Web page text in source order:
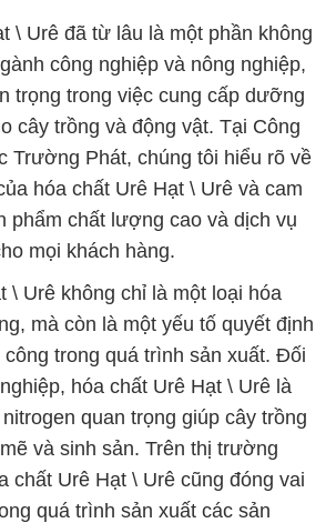
\ Urê đã từ lâu là một phần không
công nghiệp và nông nghiệp,
trọng trong việc cung cấp dưỡng
cây trồng và động vật. Tại Công
Trường Phát, chúng tôi hiểu rõ về
hóa chất Urê Hạt \ Urê và cam
phẩm chất lượng cao và dịch vụ
mọi khách hàng.
\ Urê không chỉ là một loại hóa
mà còn là một yếu tố quyết định
trong quá trình sản xuất. Đối
hóa chất Urê Hạt \ Urê là
quan trọng giúp cây trồng
và sinh sản. Trên thị trường
chất Urê Hạt \ Urê cũng đóng vai
quá trình sản xuất các sản